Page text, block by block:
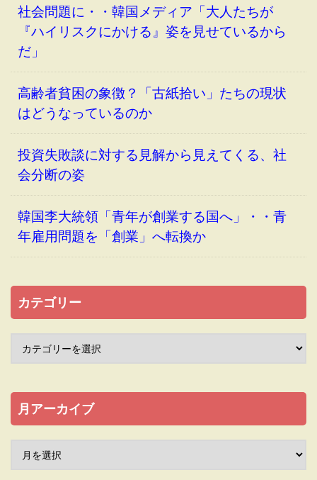
社会問題に・・韓国メディア「大人たちが
『ハイリスクにかける』姿を見せているから
だ」
高齢者貧困の象徴？「古紙拾い」たちの現状
はどうなっているのか
投資失敗談に対する見解から見えてくる、社
会分断の姿
韓国李大統領「青年が創業する国へ」・・青
年雇用問題を「創業」へ転換か
カテゴリー
月アーカイブ